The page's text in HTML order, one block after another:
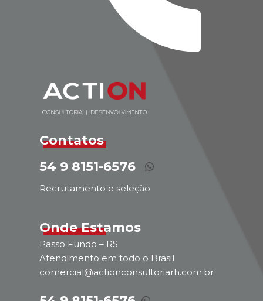
Contatos
54 9 8151-6576
Recrutamento e seleção
Onde Estamos
Passo Fundo – RS
Atendimento em todo o Brasil
comercial@actionconsultoriarh.com.br